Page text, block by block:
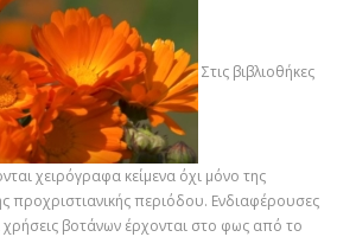
Στις βιβλιοθήκες
χειρόγραφα κείμενα όχι μόνο της
προχριστιανικής περιόδου. Ενδιαφέρουσες
χρήσεις βοτάνων έρχονται στο φως από το